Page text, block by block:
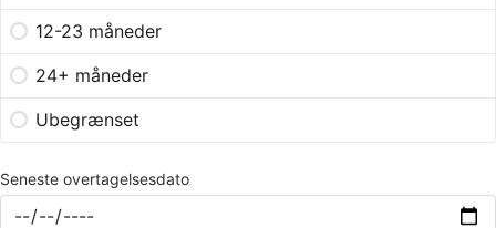
12-23 måneder
24+ måneder
Ubegrænset
Seneste overtagelsesdato